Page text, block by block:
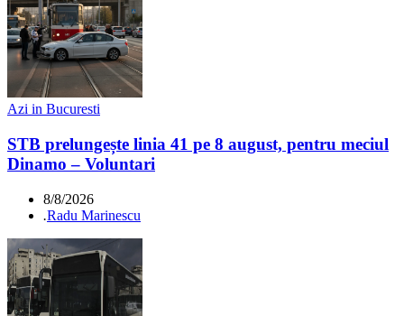
Azi in Bucuresti
STB prelungește linia 41 pe 8 august, pentru meciul
Dinamo – Voluntari
8/8/2026
.Radu Marinescu